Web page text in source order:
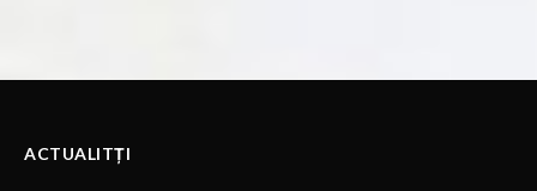
ACTUALITȚI